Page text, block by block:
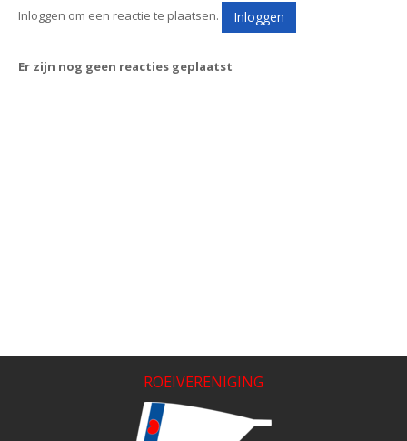
Inloggen om een reactie te plaatsen. Inloggen
Er zijn nog geen reacties geplaatst
ROEIVERENIGING